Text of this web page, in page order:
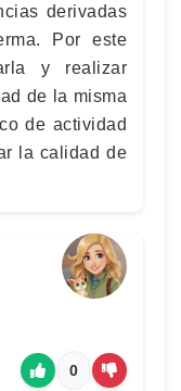
derivadas
Por este
y realizar
de la misma
de actividad
la calidad de
0